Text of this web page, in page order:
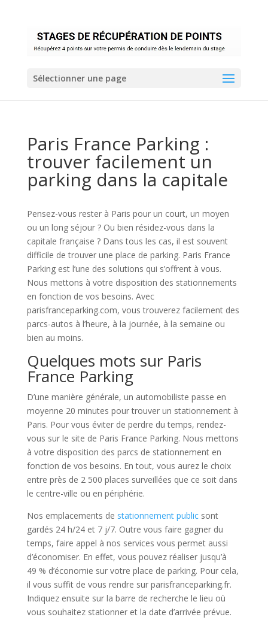
Sélectionner une page
Paris France Parking :
trouver facilement un
parking dans la capitale
Pensez-vous rester à Paris pour un court, un moyen
ou un long séjour ? Ou bien résidez-vous dans la
capitale française ? Dans tous les cas, il est souvent
difficile de trouver une place de parking. Paris France
Parking est l’une des solutions qui s’offrent à vous.
Nous mettons à votre disposition des stationnements
en fonction de vos besoins. Avec
parisfranceparking.com, vous trouverez facilement des
parcs-autos à l’heure, à la journée, à la semaine ou
bien au moins.
Quelques mots sur Paris
France Parking
D’une manière générale, un automobiliste passe en
moyenne 20 minutes pour trouver un stationnement à
Paris. Pour vous éviter de perdre du temps, rendez-
vous sur le site de Paris France Parking. Nous mettons
à votre disposition des parcs de stationnement en
fonction de vos besoins. En tout, vous aurez le choix
entre près de 2 500 places surveillées que ce soit dans
le centre-ville ou en périphérie.
Nos emplacements de stationnement publicsont
gardés 24 h/24 et 7 j/7. Outre vous faire gagner du
temps, faire appel à nos services vous permet aussi
d’économiser. En effet, vous pouvez réaliser jusqu’à
49 % d’économie sur votre place de parking. Pour cela,
il vous suffit de vous rendre sur parisfranceparking.fr.
Indiquez ensuite sur la barre de recherche le lieu où
vous souhaitez stationner et la date d’arrivée prévue.